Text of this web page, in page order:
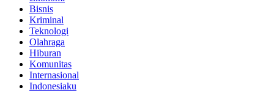
Bisnis
Kriminal
Teknologi
Olahraga
Hiburan
Komunitas
Internasional
Indonesiaku